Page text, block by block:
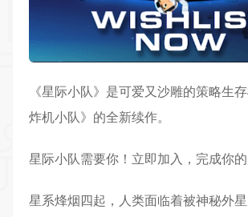
《星际小队》是可爱又沙雕的策略生
炸机小队》的全新续作。
星际小队需要你！立即加入，完成你的
星系烽烟四起，人类面临着被神秘外